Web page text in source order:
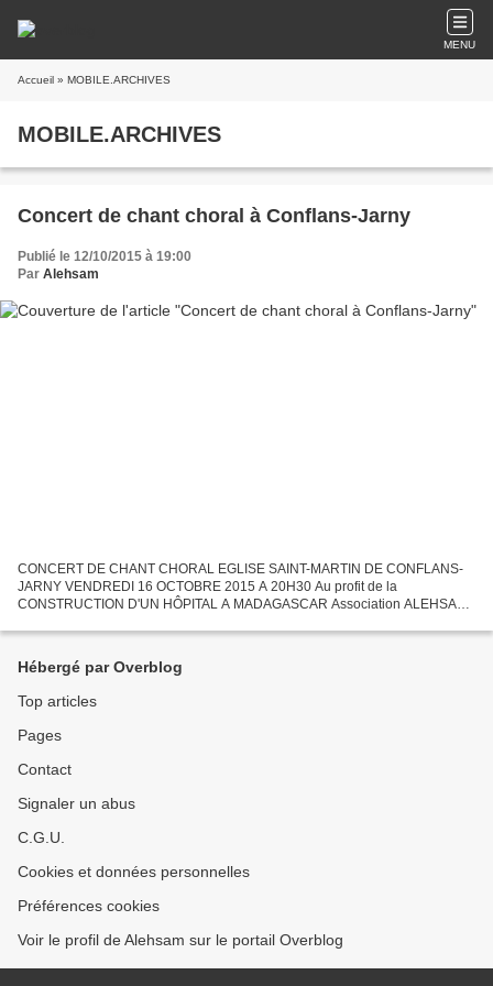
MENU
Accueil » MOBILE.ARCHIVES
MOBILE.ARCHIVES
Concert de chant choral à Conflans-Jarny
Publié le 12/10/2015 à 19:00
Par Alehsam
CONCERT DE CHANT CHORAL EGLISE SAINT-MARTIN DE CONFLANS-
JARNY VENDREDI 16 OCTOBRE 2015 A 20H30 Au profit de la
CONSTRUCTION D'UN HÔPITAL A MADAGASCAR Association ALEHSAM
vocal « LA P'TITE...
Hébergé par Overblog
Top articles
Pages
Contact
Signaler un abus
C.G.U.
Cookies et données personnelles
Préférences cookies
Voir le profil de Alehsam sur le portail Overblog